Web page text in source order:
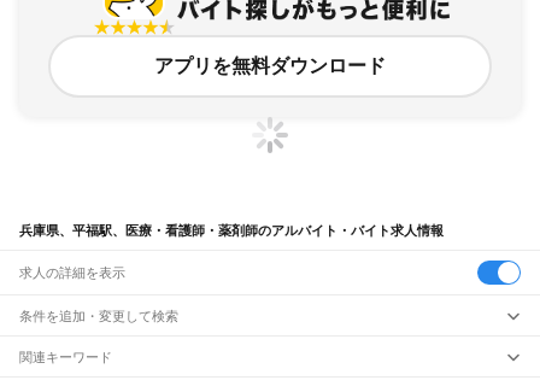
アプリを無料ダウンロード
兵庫県、平福駅、医療・看護師・薬剤師のアルバイト・バイト求人情報
求人の詳細を表示
条件を追加・変更して検索
市区町村を追加・変更
関連キーワード